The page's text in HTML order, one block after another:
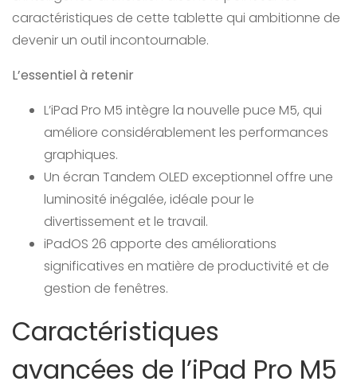
caractéristiques de cette tablette qui ambitionne de
devenir un outil incontournable.
L’essentiel à retenir
L’iPad Pro M5 intègre la nouvelle puce M5, qui
améliore considérablement les performances
graphiques.
Un écran Tandem OLED exceptionnel offre une
luminosité inégalée, idéale pour le
divertissement et le travail.
iPadOS 26 apporte des améliorations
significatives en matière de productivité et de
gestion de fenêtres.
Caractéristiques
avancées de l’iPad Pro M5